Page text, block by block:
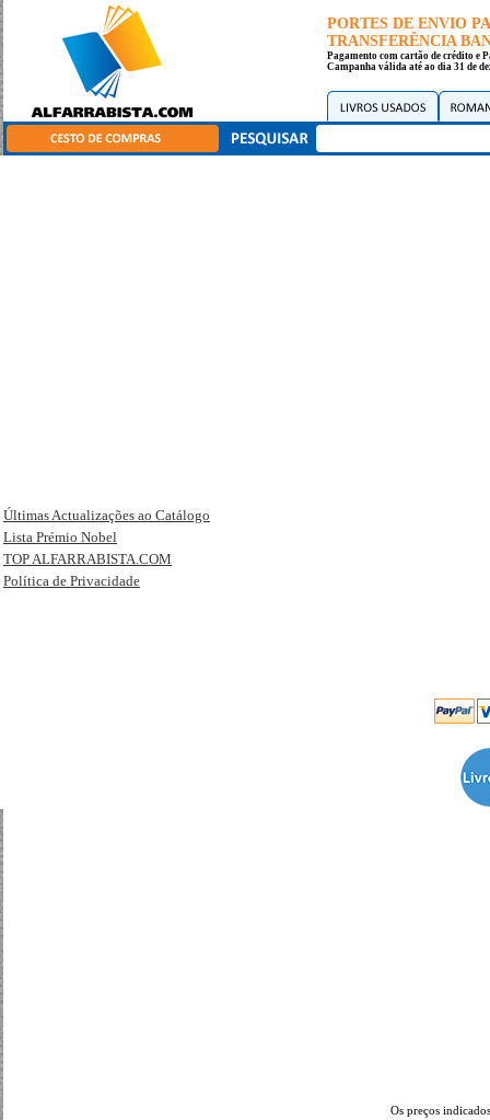
PORTES DE ENVIO
TRANSFERÊNCIA
Pagamento com cartão de crédito e
Campanha válida até ao dia 31 de
Últimas Actualizações ao Catálogo
Lista Prémio Nobel
TOP ALFARRABISTA.COM
Política de Privacidade
Os preços